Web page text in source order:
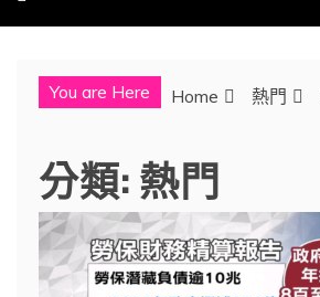
You are Here Home 熱門
分類:熱門